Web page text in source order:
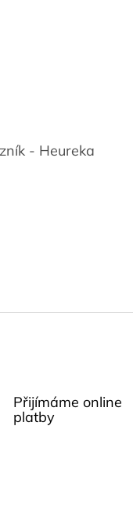
- Heureka
Přijímáme online
platby